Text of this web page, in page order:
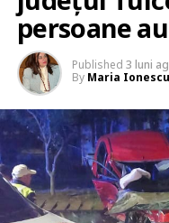
persoane
Published 3 luni
By Maria Ionescu